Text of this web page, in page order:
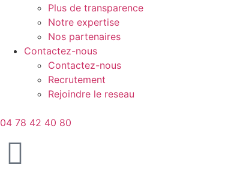
Plus de transparence
Notre expertise
Nos partenaires
Contactez-nous
Contactez-nous
Recrutement
Rejoindre le reseau
04 78 42 40 80